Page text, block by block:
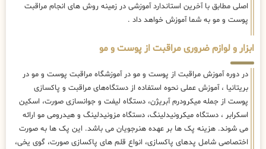
اصلی مطابق با آخرین استاندارد آموزشی در زمینه روش های انجام مراقبت
پوست و مو به شما آموزش خواهد داد .
ابزار و لوازم ضروری مراقبت از پوست و مو
در دوره آموزش مراقبت از پوست و مو در آموزشگاه مراقبت پوست و مو در
بریتانیا ، آموزش عملی نحوه استفاده از دستگاه‌های مراقبت و پاکسازی
پوست از جمله میکرودرم آبریژن، دستگاه لیفت و جوانسازی صورت، اسکین
اسکرابر ، دستگاه میکرونیدلینگ، دستگاه مزونیدلینگ و هیدرومی مو ارائه
می شوند. هزینه پک ها بر عهده هنرجویان می باشد. این پک ها به صورت
اختصاصی شامل پدهای پاکسازی، انواع قلم های پاکسازی صورت، گوی یخی،